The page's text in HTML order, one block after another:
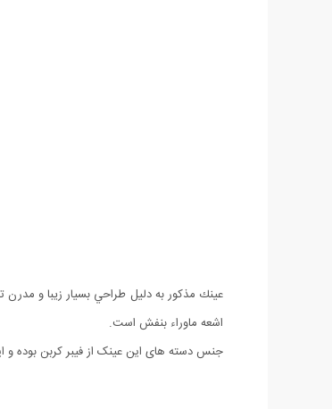
اشعه ماوراء بنفش است.
جنس دسته های این عینک از فیبر کربن بوده